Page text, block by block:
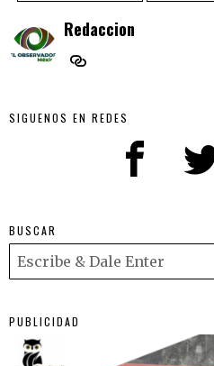
Redaccion
SIGUENOS EN REDES
BUSCAR
PUBLICIDAD